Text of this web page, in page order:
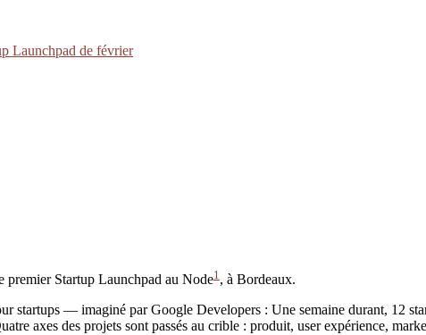
Launchpad de février
premier Startup Launchpad au Node1 , à Bordeaux.
startups — imaginé par Google Developers : Une semaine durant, 12
axes des projets sont passés au crible : produit, user expérience,